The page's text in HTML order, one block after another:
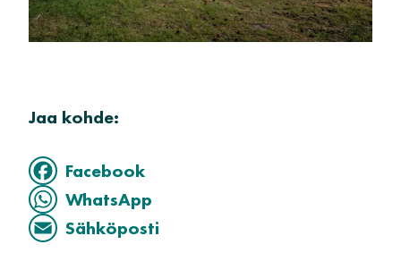
Jaa kohde:
Facebook
WhatsApp
Sähköposti